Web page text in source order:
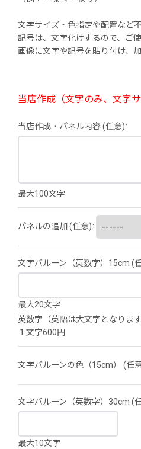
文字サイズ・色指定や配置など不
記号は、文字化けするので、ご
画像に文字や記号を貼り付け、
当店作成（文字のみ、文字
当店作成・パネル内容(任意):
最大100文字
パネルの追加(任意):
文字バルーン（英数字）15cm (
最大20文字
英数字（英語は大文字となります
１文字600円
文字バルーンの色（15cm） (任
文字バルーン（英数字）30cm (
最大10文字